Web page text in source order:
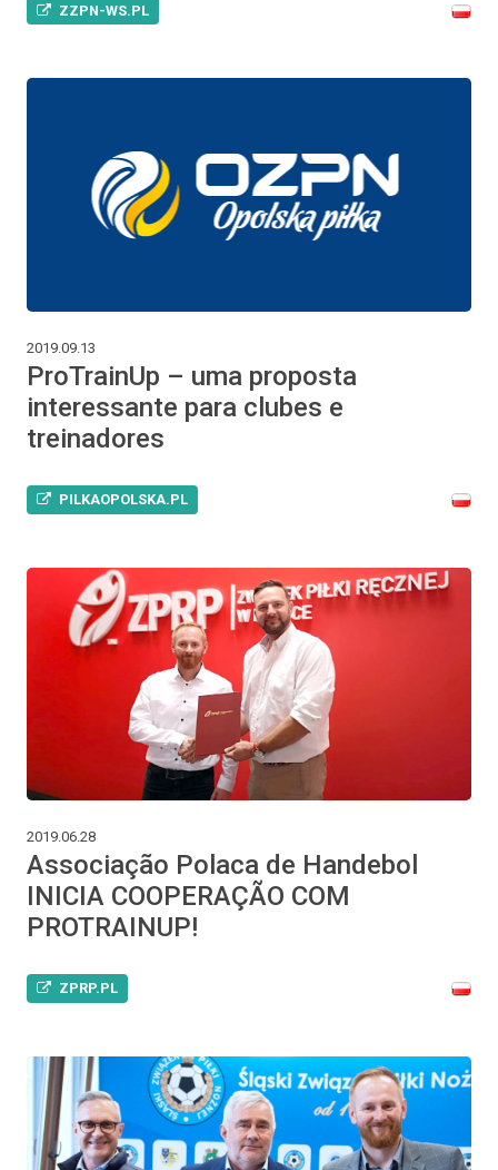
ZZPN-WS.PL
2019.09.13
ProTrainUp – uma proposta
interessante para clubes e
treinadores
PILKAOPOLSKA.PL
2019.06.28
Associação Polaca de Handebol
INICIA COOPERAÇÃO COM
PROTRAINUP!
ZPRP.PL